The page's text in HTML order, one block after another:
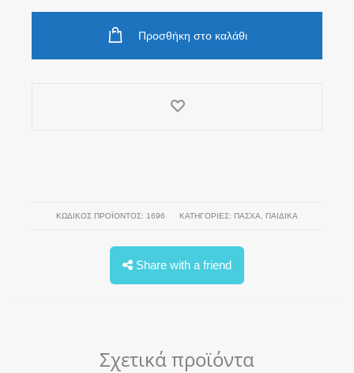
Προσθήκη στο καλάθι
ΚΩΔΙΚΌΣ ΠΡΟΪΌΝΤΟΣ: 1696 ΚΑΤΗΓΟΡΊΕΣ: ΠΆΣΧΑ ΠΑΙΔΙΚΑ
Share with a friend
Σχετικά προϊόντα